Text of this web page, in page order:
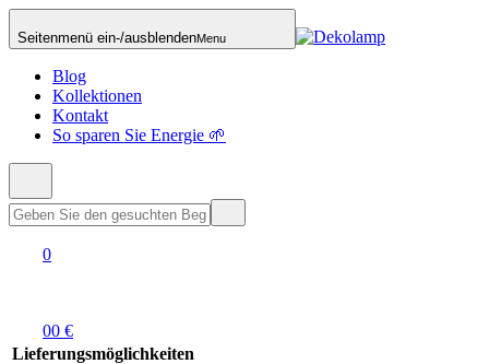
Seitenmenü ein-/ausblendenMenu
Blog
Kollektionen
Kontakt
So sparen Sie Energie 🌱
0
00 €
Lieferungsmöglichkeiten